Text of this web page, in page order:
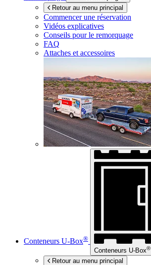
Retour au menu principal
Commencer une réservation
Vidéos explicatives
Conseils pour le remorquage
FAQ
Attaches et accessoires
Conteneurs U-Box®
Conteneurs U-Box®
Retour au menu principal